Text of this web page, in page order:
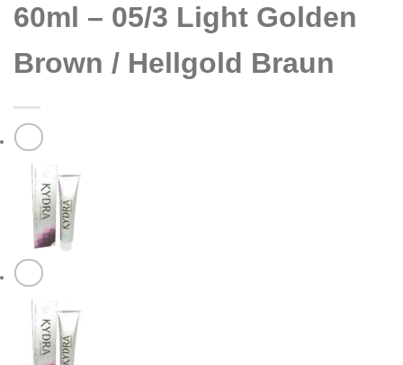
60ml – 05/3 Light Golden
Brown / Hellgold Braun